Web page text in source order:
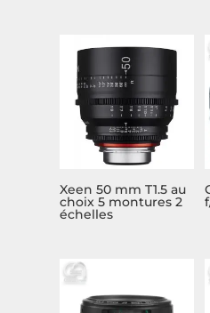
Xeen 50 mm T1.5 au
choix 5 montures 2
échelles